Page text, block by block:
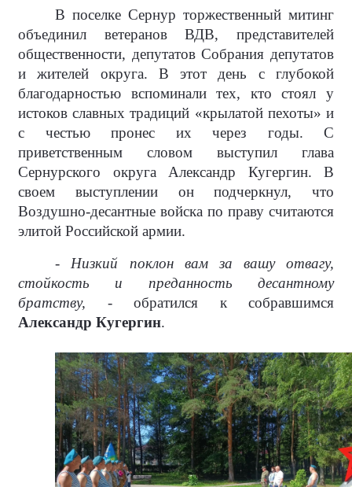
В поселке Сернур торжественный митинг
объединил ветеранов ВДВ, представителей
общественности, депутатов Собрания депутатов
и жителей округа. В этот день с глубокой
благодарностью вспоминали тех, кто стоял у
истоков славных традиций «крылатой пехоты» и
с честью пронес их через годы. С
приветственным словом выступил глава
Сернурского округа Александр Кугергин. В
своем выступлении он подчеркнул, что
Воздушно-десантные войска по праву считаются
элитой Российской армии.
- Низкий поклон вам за вашу отвагу,
стойкость и преданность десантному
братству, -обратился к собравшимся
Александр Кугергин.